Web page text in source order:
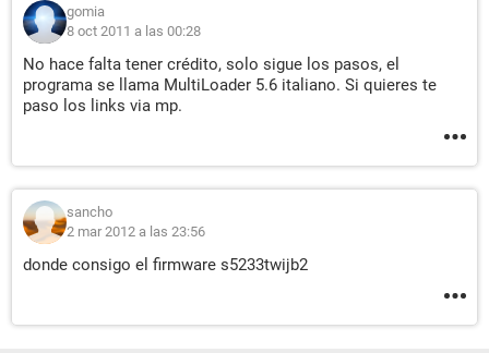
gomia
8 oct 2011 a las 00:28
No hace falta tener crédito, solo sigue los pasos, el
programa se llama MultiLoader 5.6 italiano. Si quieres te
paso los links via mp.
sancho
2 mar 2012 a las 23:56
donde consigo el firmware s5233twijb2